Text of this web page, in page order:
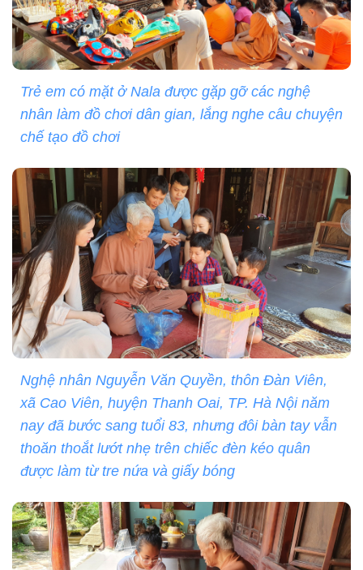
Trẻ em có mặt ở Nala được gặp gỡ các nghệ
nhân làm đồ chơi dân gian, lắng nghe câu chuyện
chế tạo đồ chơi
Nghệ nhân Nguyễn Văn Quyền, thôn Đàn Viên,
xã Cao Viên, huyện Thanh Oai, TP. Hà Nội năm
nay đã bước sang tuổi 83, nhưng đôi bàn tay vẫn
thoăn thoắt lướt nhẹ trên chiếc đèn kéo quân
được làm từ tre nứa và giấy bóng